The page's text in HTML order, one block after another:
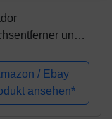
und
-
/ Ebay
ansehen*